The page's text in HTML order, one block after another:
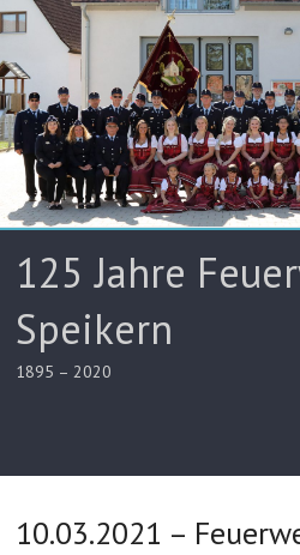
125 Jahre
Speikern
1895 – 2020
10.03.2021 –